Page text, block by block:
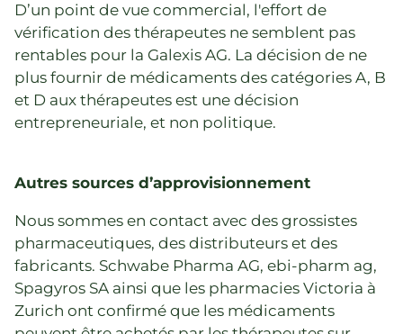
D’un point de vue commercial, l'effort de
vérification des thérapeutes ne semblent pas
rentables pour la Galexis AG. La décision de ne
plus fournir de médicaments des catégories A, B
et D aux thérapeutes est une décision
entrepreneuriale, et non politique.
Autres sources d’approvisionnement
Nous sommes en contact avec des grossistes
pharmaceutiques, des distributeurs et des
fabricants. Schwabe Pharma AG, ebi-pharm ag,
Spagyros SA ainsi que les pharmacies Victoria à
Zurich ont confirmé que les médicaments